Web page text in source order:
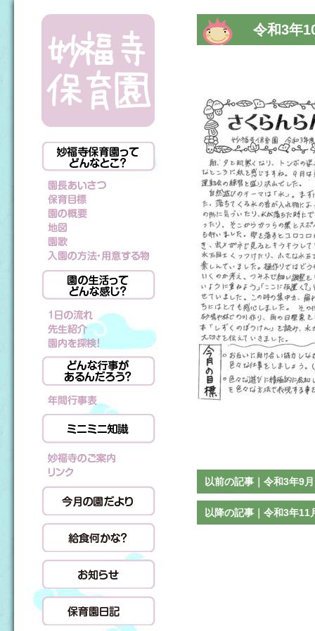
令和3年
以前の記事｜令和3年9
以降の記事｜令和3年